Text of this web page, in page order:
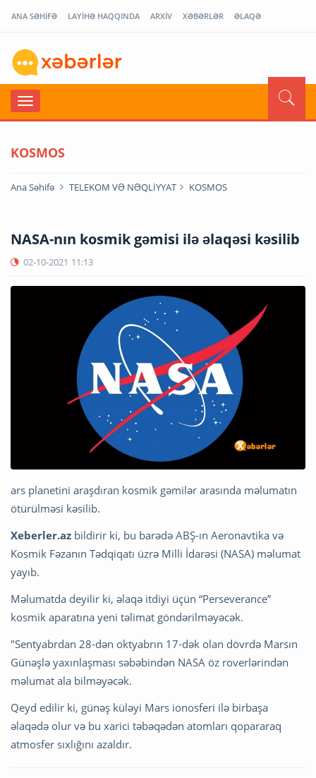
ANA SƏHİFƏ LAYİHƏ HAQQINDA ARXİV XƏBƏRLƏR ƏLAQƏ
KOSMOS
Ana Səhifə TELEKOM VƏ NƏQLİYYAT KOSMOS
NASA-nın kosmik gəmisi ilə əlaqəsi kəsilib
02-10-2021 11:13
ars planetini araşdıran kosmik gəmilər arasında məlumatın
ötürülməsi kəsilib.
Xeberler.az bildirir ki, bu barədə ABŞ-ın Aeronavtika və
Kosmik Fəzanın Tədqiqatı üzrə Milli İdarəsi (NASA) məlumat
yayıb.
Məlumatda deyilir ki, əlaqə itdiyi üçün “Perseverance”
kosmik aparatına yeni təlimat göndərilməyəcək.
"Sentyabrdan 28-dən oktyabrın 17-dək olan dövrdə Marsın
Günəşlə yaxınlaşması səbəbindən NASA öz roverlərindən
məlumat ala bilməyəcək.
Qeyd edilir ki, günəş küləyi Mars ionosferi ilə birbaşa
əlaqədə olur və bu xarici təbəqədən atomları qopararaq
atmosfer sıxlığını azaldır.